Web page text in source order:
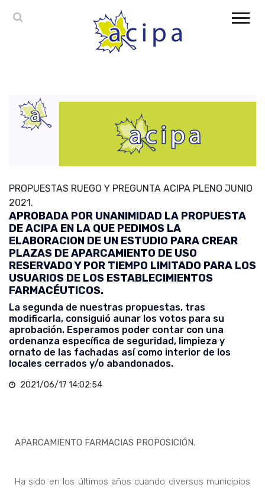
PROPUESTAS RUEGO Y PREGUNTA ACIPA PLENO JUNIO
2021.
APROBADA POR UNANIMIDAD LA PROPUESTA
DE ACIPA EN LA QUE PEDIMOS LA
ELABORACION DE UN ESTUDIO PARA CREAR
PLAZAS DE APARCAMIENTO DE USO
RESERVADO Y POR TIEMPO LIMITADO PARA LOS
USUARIOS DE LOS ESTABLECIMIENTOS
FARMACÉUTICOS.
La segunda de nuestras propuestas, tras
modificarla, consiguió aunar los votos para su
aprobación. Esperamos poder contar con una
ordenanza específica de seguridad, limpieza y
ornato de las fachadas así como interior de los
locales cerrados y/o abandonados.
2021/06/17 14:02:54
APARCAMIENTO FARMACIAS PROPOSICIÓN.
Ha sido en los últimos años cuando diversos municipios